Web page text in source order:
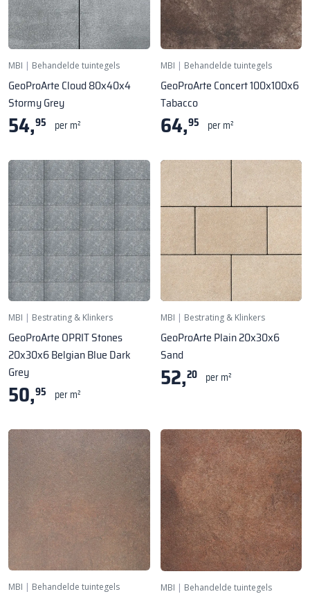
MBI | Behandelde tuintegels
GeoProArte Cloud 80x40x4
Stormy Grey
54,95 per m²
MBI | Behandelde tuintegels
GeoProArte Concert 100x100x6
Tabacco
64,95 per m²
MBI | Bestrating & Klinkers
GeoProArte OPRIT Stones
20x30x6 Belgian Blue Dark
Grey
50,95 per m²
MBI | Bestrating & Klinkers
GeoProArte Plain 20x30x6
Sand
52,20 per m²
MBI | Behandelde tuintegels MBI | Behandelde tuintegels